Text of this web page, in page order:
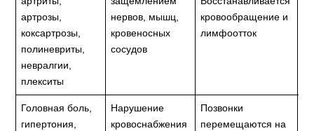
артрозы,
коксартрозы,
полиневриты,
невралгии,
плекситы
нервов, мышц,
кровеносных
сосудов
кровообращение и
лимфоотток
Головная боль,
гипертония,
Нарушение
кровоснабжения
Позвонки
перемещаются на